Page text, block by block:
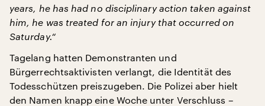
years, he has had no disciplinary action taken against
him, he was treated for an injury that occurred on
Saturday.“
Tagelang hatten Demonstranten und
Bürgerrechtsaktivisten verlangt, die Identität des
Todesschützen preiszugeben. Die Polizei aber hielt
den Namen knapp eine Woche unter Verschluss –